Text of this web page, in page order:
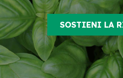
SOSTIENI LA